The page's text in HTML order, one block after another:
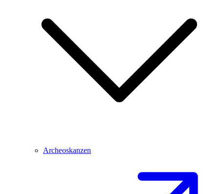
Archeoskanzen